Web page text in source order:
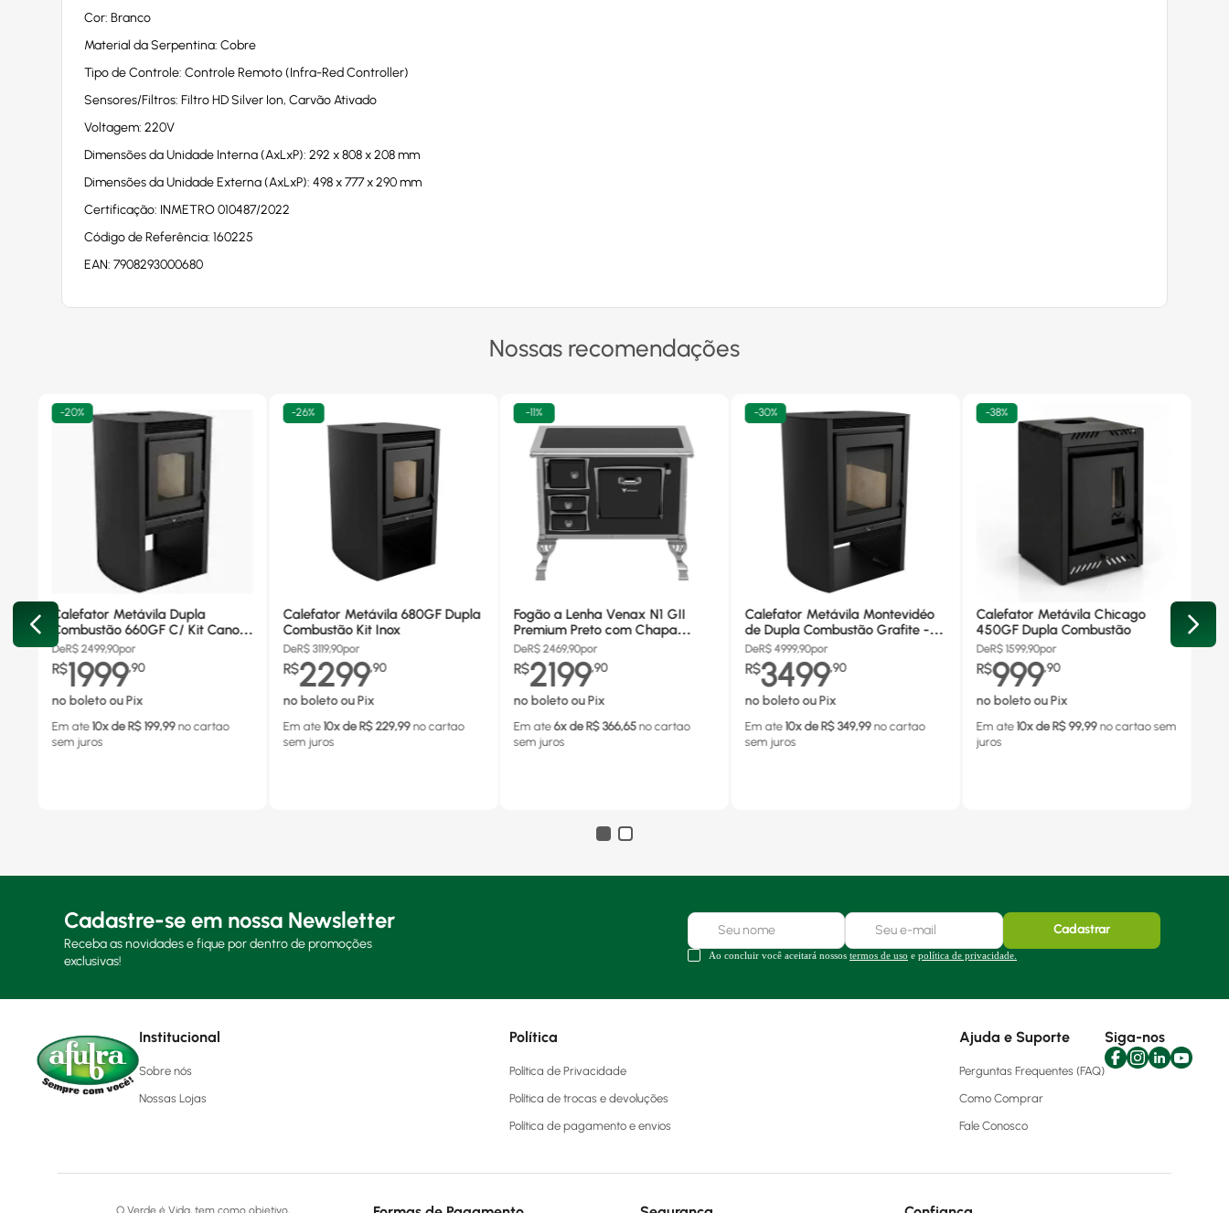
Cor: Branco
Material da Serpentina: Cobre
Tipo de Controle: Controle Remoto (Infra-Red Controller)
Sensores/Filtros: Filtro HD Silver Ion, Carvão Ativado
Voltagem: 220V
Dimensões da Unidade Interna (AxLxP): 292 x 808 x 208 mm
Dimensões da Unidade Externa (AxLxP): 498 x 777 x 290 mm
Certificação: INMETRO 010487/2022
Código de Referência: 160225
EAN: 7908293000680
Nossas recomendações
-20%
Calefator Metávila Dupla
Combustão 660GF C/ Kit Canos
Inox
DeR$2499,90por
R$1999,90
no boleto ou Pix
Em ate 10x de R$ 199,99 no cartao
sem juros
-26%
Calefator Metávila 680GF Dupla
Combustão Kit Inox
DeR$3119,90por
R$2299,90
no boleto ou Pix
Em ate 10x de R$ 229,99 no cartao
sem juros
-11%
Fogão a Lenha Venax N1 GII
Premium Preto com Chapa
Vitrocerâmica - Chaminé Saída
Lado Direito
DeR$2469,90por
R$2199,90
no boleto ou Pix
Em ate 6x de R$ 366,65 no cartao
sem juros
-30%
Calefator Metávila Montevidéo
de Dupla Combustão Grafite -
880GF
DeR$ 4999,90por
R$3499,90
no boleto ou Pix
Em ate 10x de R$ 349,99 no cartao
sem juros
-38%
Calefator Metávila Chicago
450GF Dupla Combustão
DeR$ 1599,90por
R$999,90
no boleto ou Pix
Em ate 10x de R$ 99,99 no cartaosem
juros
Cadastre-se em nossa Newsletter
Receba as novidades e fique por dentro de promoções
exclusivas!
Cadastrar
Ao concluir você aceitará nossos termos de uso e política de privacidade.
Institucional
Sobre nós
Nossas Lojas
Política
Política de Privacidade
Política de trocas e devoluções
Política de pagamento e envios
Ajuda e Suporte
Perguntas Frequentes (FAQ)
Como Comprar
Fale Conosco
Siga-nos
O Verde é Vida, tem como objetivo,